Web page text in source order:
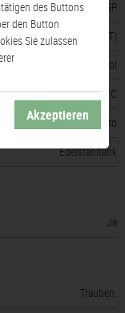
IGP
Terre Siciliane IGT (IT)
12,5% vol
von 8 bis 10 °C
Inzolia, Catarratto
Edelstahltank
Ja
Trauben.
des Buttons
den Button
Sie zulassen
Akzeptieren